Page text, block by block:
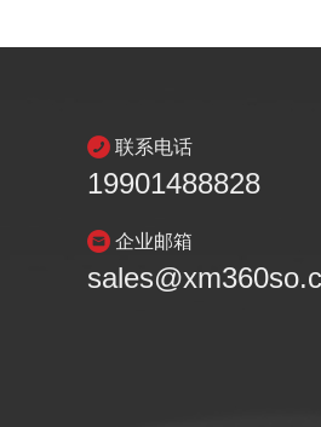
联系电话
19901488828
企业邮箱